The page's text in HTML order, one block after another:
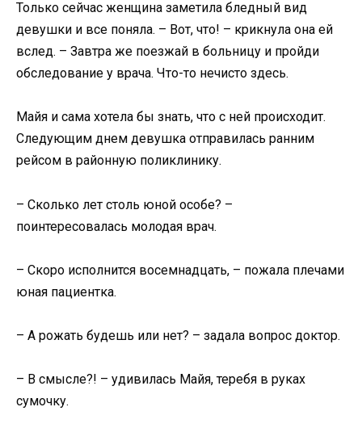
Только сейчас женщина заметила бледный вид
девушки и все поняла. – Вот, что! – крикнула она ей
вслед. – Завтра же поезжай в больницу и пройди
обследование у врача. Что-то нечисто здесь.
Майя и сама хотела бы знать, что с ней происходит.
Следующим днем девушка отправилась ранним
рейсом в районную поликлинику.
– Сколько лет столь юной особе? –
поинтересовалась молодая врач.
– Скоро исполнится восемнадцать, – пожала плечами
юная пациентка.
– А рожать будешь или нет? – задала вопрос доктор.
– В смысле?! – удивилась Майя, теребя в руках
сумочку.